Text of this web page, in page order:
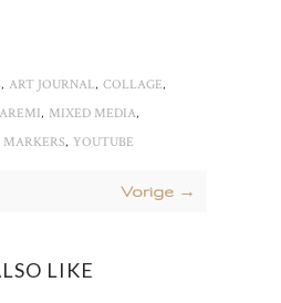
, ART JOURNAL, COLLAGE,
, MIXED MEDIA,
, YOUTUBE
Vorige →
LIKE